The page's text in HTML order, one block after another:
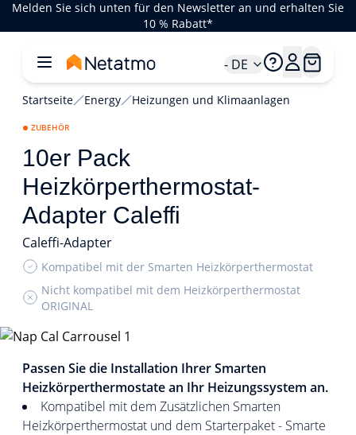
Melden Sie sich unten für den Newsletter an und erhalten Sie
10 % Rabatt*
- DE
Startseite Energy Heizungen und Klimaanlagen
ZUBEHÖR
10er Pack
Heizkörperthermostat-
Adapter Caleffi
Caleffi-Adapter
Kompatibel mit der Smarten Heizkörperthermostat
Nicht kompatibel mit dem Heizkörperthermostat
ORIGINAL
Passen Sie die Installation Ihrer Smarten
Heizkörperthermostate an Ihr Heizungssystem an.
Kompatibel mit dem Zusätzlichen Smarten
Heizkörperthermostat und dem Starterpaket - Smarte